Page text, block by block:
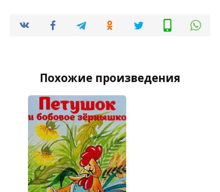
Похожие произведения